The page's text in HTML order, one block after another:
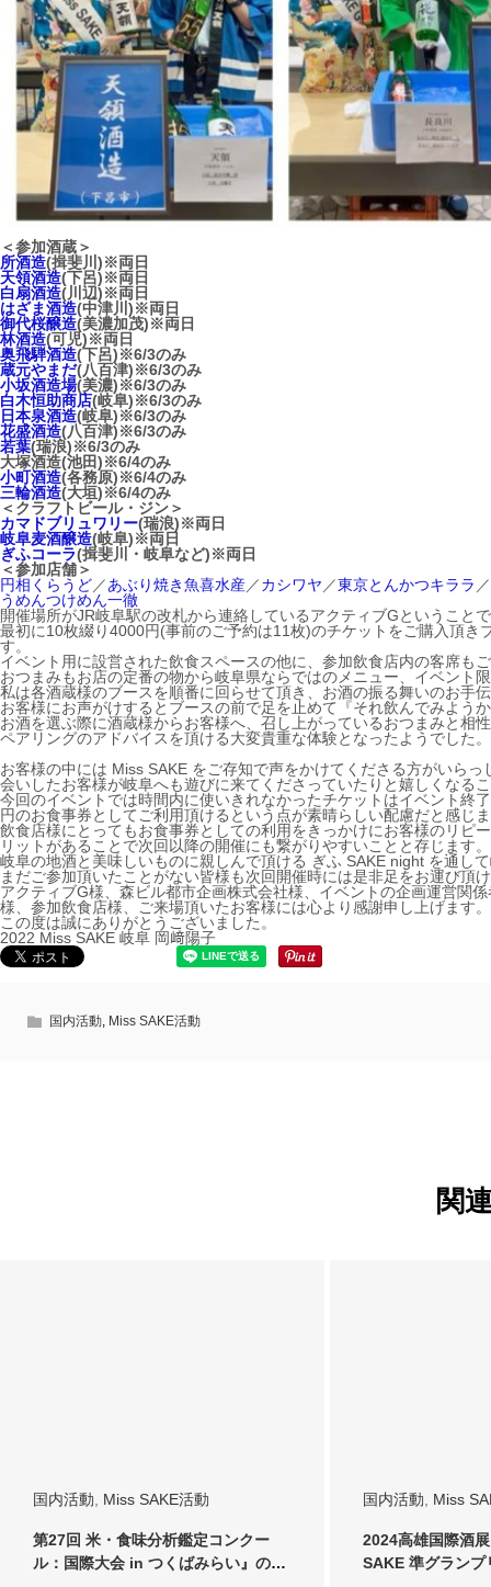
＜参加酒蔵＞
所酒造(揖斐川)※両日
天領酒造(下呂)※両日
白扇酒造(川辺)※両日
はざま酒造(中津川)※両日
御代桜醸造(美濃加茂)※両日
林酒造(可児)※両日
奥飛騨酒造(下呂)※6/3のみ
蔵元やまだ(八百津)※6/3のみ
小坂酒造場(美濃)※6/3のみ
白木恒助商店(岐阜)※6/3のみ
日本泉酒造(岐阜)※6/3のみ
花盛酒造(八百津)※6/3のみ
若葉(瑞浪)※6/3のみ
大塚酒造(池田)※6/4のみ
小町酒造(各務原)※6/4のみ
三輪酒造(大垣)※6/4のみ
＜クラフトビール・ジン＞
カマドブリュワリー(瑞浪)※両日
岐阜麦酒醸造(岐阜)※両日
ぎふコーラ(揖斐川・岐阜など)※両日
＜参加店舗＞
円相くらうど／あぶり焼き魚喜水産／カシワヤ ／東京とんかつキララ ／
うめんつけめん一徹
開催場所がJR岐阜駅の改札から連絡しているアクティブGということ
最初に10枚綴り4000円(事前のご予約は11枚)のチケットをご購入頂
す。
イベント用に設営された飲食スペースの他に、参加飲食店内の客席も
おつまみもお店の定番の物から岐阜県ならではのメニュー、イベント
私は各酒蔵様のブースを順番に回らせて頂き、お酒の振る舞いのお手
お客様にお声がけするとブースの前で足を止めて『それ飲んでみよう
お酒を選ぶ際に酒蔵様からお客様へ、召し上がっているおつまみと相
ペアリングのアドバイスを頂ける大変貴重な体験となったようでした。
お客様の中には Miss SAKE をご存知で声をかけてくださる方がいら
会いしたお客様が岐阜へも遊びに来てくださっていたりと嬉しくなる
今回のイベントでは時間内に使いきれなかったチケットはイベント
円のお食事券としてご利用頂けるという点が素晴らしい配慮だと感じ
飲食店様にとってもお食事券としての利用をきっかけにお客様のリピ
リットがあることで次回以降の開催にも繋がりやすいことと存じます。
岐阜の地酒と美味しいものに親しんで頂ける ぎふ SAKE night を通し
まだご参加頂いたことがない皆様も次回開催時には是非足をお運び頂
アクティブG様、森ビル都市企画株式会社様、イベントの企画運営関
様、参加飲食店様、ご来場頂いたお客様には心より感謝申し上げます。
この度は誠にありがとうございました。
2022 Miss SAKE 岐阜 岡﨑陽子
国内活動 Miss SAKE活動
関
国内活動 Miss SAKE活動
第27回 米・食味分析鑑定コンクー
ル：国際大会 in つくばみらい』の2
国内活動 Miss
2024高雄国際酒
SAKE 準グランプ